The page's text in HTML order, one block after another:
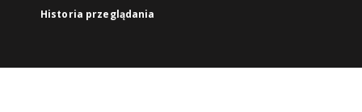
Historia przeglądania